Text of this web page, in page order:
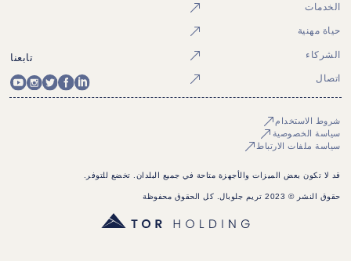
الخدمات
حياة مهنية
الشركاء
اتصال
تابعنا
شروط الاستخدام
سياسة الخصوصية
سياسة ملفات الارتباط
قد لا تكون بعض الميزات والأجهزة متاحة في جميع البلدان. تخضع للتوفر.
حقوق النشر © 2023 تريم جلوبال. كل الحقوق محفوظة